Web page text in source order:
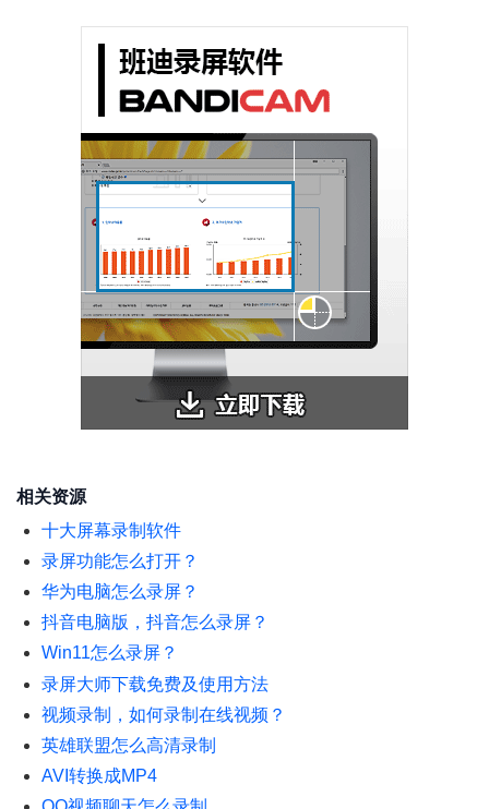
相关资源
十大屏幕录制软件
录屏功能怎么打开？
华为电脑怎么录屏？
抖音电脑版，抖音怎么录屏？
Win11怎么录屏？
录屏大师下载免费及使用方法
视频录制，如何录制在线视频？
英雄联盟怎么高清录制
AVI转换成MP4